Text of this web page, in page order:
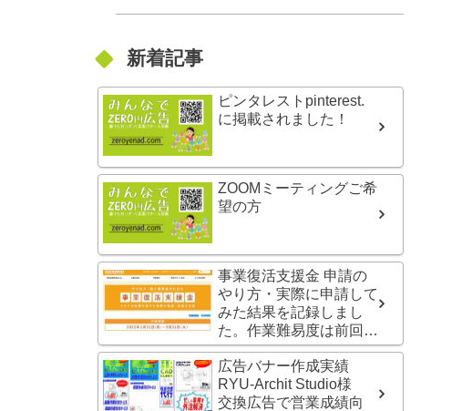
新着記事
ピンタレストpinterest.
に掲載されました！
ZOOMミーティングご希
望の方
事業復活支援金 申請の
やり方・実際に申請して
みた結果を記録しまし
た。作業難易度は前回よ
り5倍！上がっていま
す！！
広告バナー作成実績
RYU-Archit Studio様
交換広告で営業成績向